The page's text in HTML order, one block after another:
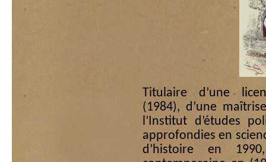
Titulaire d’une
(1984), d’une
l’Institut d’études
approfondies en
d’histoire en